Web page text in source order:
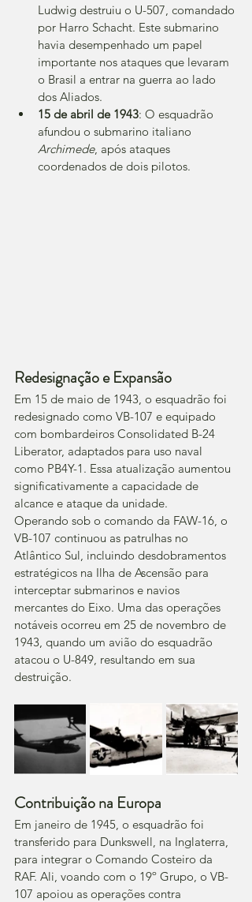
Ludwig destruiu o U-507, comandado
por Harro Schacht. Este submarino
havia desempenhado um papel
importante nos ataques que levaram
o Brasil a entrar na guerra ao lado
dos Aliados.
15 de abril de 1943: O esquadrão
afundou o submarino italiano
Archimede, após ataques
coordenados de dois pilotos.
Redesignação e Expansão
Em 15 de maio de 1943, o esquadrão foi
redesignado como VB-107 e equipado
com bombardeiros Consolidated B-24
Liberator, adaptados para uso naval
como PB4Y-1. Essa atualização aumentou
significativamente a capacidade de
alcance e ataque da unidade.
Operando sob o comando da FAW-16, o
VB-107 continuou as patrulhas no
Atlântico Sul, incluindo desdobramentos
estratégicos na Ilha de Ascensão para
interceptar submarinos e navios
mercantes do Eixo. Uma das operações
notáveis ocorreu em 25 de novembro de
1943, quando um avião do esquadrão
atacou o U-849, resultando em sua
destruição.
Contribuição na Europa
Em janeiro de 1945, o esquadrão foi
transferido para Dunkswell, na Inglaterra,
para integrar o Comando Costeiro da
RAF. Ali, voando com o 19º Grupo, o VB-
107 apoiou as operações contra